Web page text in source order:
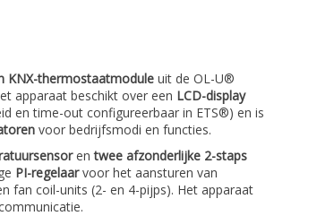
KNX-thermostaatmodule uit de OL-U®
apparaat beschikt over een LCD-display
en time-out configureerbaar in ETS®) en is
voor bedrijfsmodi en functies.
entwee afzonderlijke 2-staps
PI-regelaarvoor het aansturen van
fan coil-units (2- en 4-pijps). Het apparaat